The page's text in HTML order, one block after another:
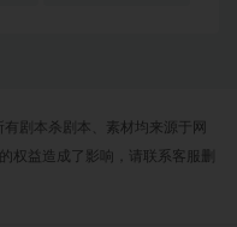
剧本杀剧本、素材均来源于网
权益造成了影响，请联系客服删